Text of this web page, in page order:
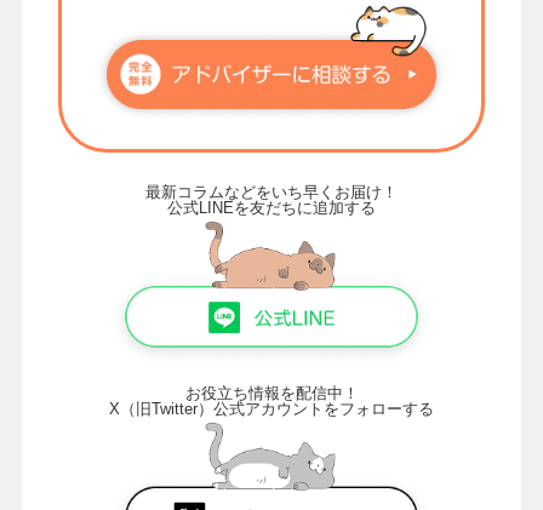
最新コラムなどをいち早くお届け！
公式LINEを友だちに追加する
お役立ち情報を配信中！
X（旧Twitter）公式アカウントをフォローする